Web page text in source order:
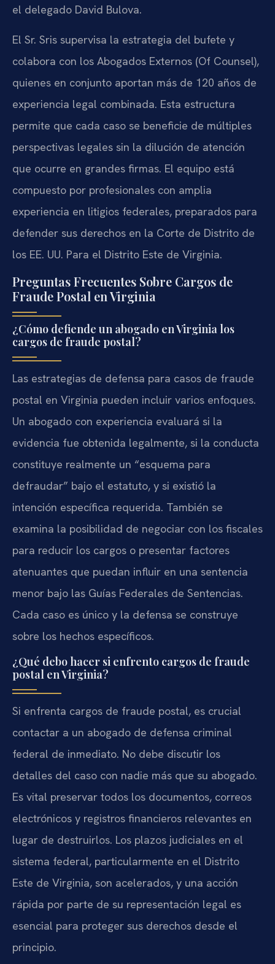
el delegado David Bulova.
El Sr. Sris supervisa la estrategia del bufete y
colabora con los Abogados Externos (Of Counsel),
quienes en conjunto aportan más de 120 años de
experiencia legal combinada. Esta estructura
permite que cada caso se beneficie de múltiples
perspectivas legales sin la dilución de atención
que ocurre en grandes firmas. El equipo está
compuesto por profesionales con amplia
experiencia en litigios federales, preparados para
defender sus derechos en la Corte de Distrito de
los EE. UU. Para el Distrito Este de Virginia.
Preguntas Frecuentes Sobre Cargos de
Fraude Postal en Virginia
¿Cómo defiende un abogado en Virginia los
cargos de fraude postal?
Las estrategias de defensa para casos de fraude
postal en Virginia pueden incluir varios enfoques.
Un abogado con experiencia evaluará si la
evidencia fue obtenida legalmente, si la conducta
constituye realmente un “esquema para
defraudar” bajo el estatuto, y si existió la
intención específica requerida. También se
examina la posibilidad de negociar con los fiscales
para reducir los cargos o presentar factores
atenuantes que puedan influir en una sentencia
menor bajo las Guías Federales de Sentencias.
Cada caso es único y la defensa se construye
sobre los hechos específicos.
¿Qué debo hacer si enfrento cargos de fraude
postal en Virginia?
Si enfrenta cargos de fraude postal, es crucial
contactar a un abogado de defensa criminal
federal de inmediato. No debe discutir los
detalles del caso con nadie más que su abogado.
Es vital preservar todos los documentos, correos
electrónicos y registros financieros relevantes en
lugar de destruirlos. Los plazos judiciales en el
sistema federal, particularmente en el Distrito
Este de Virginia, son acelerados, y una acción
rápida por parte de su representación legal es
esencial para proteger sus derechos desde el
principio.